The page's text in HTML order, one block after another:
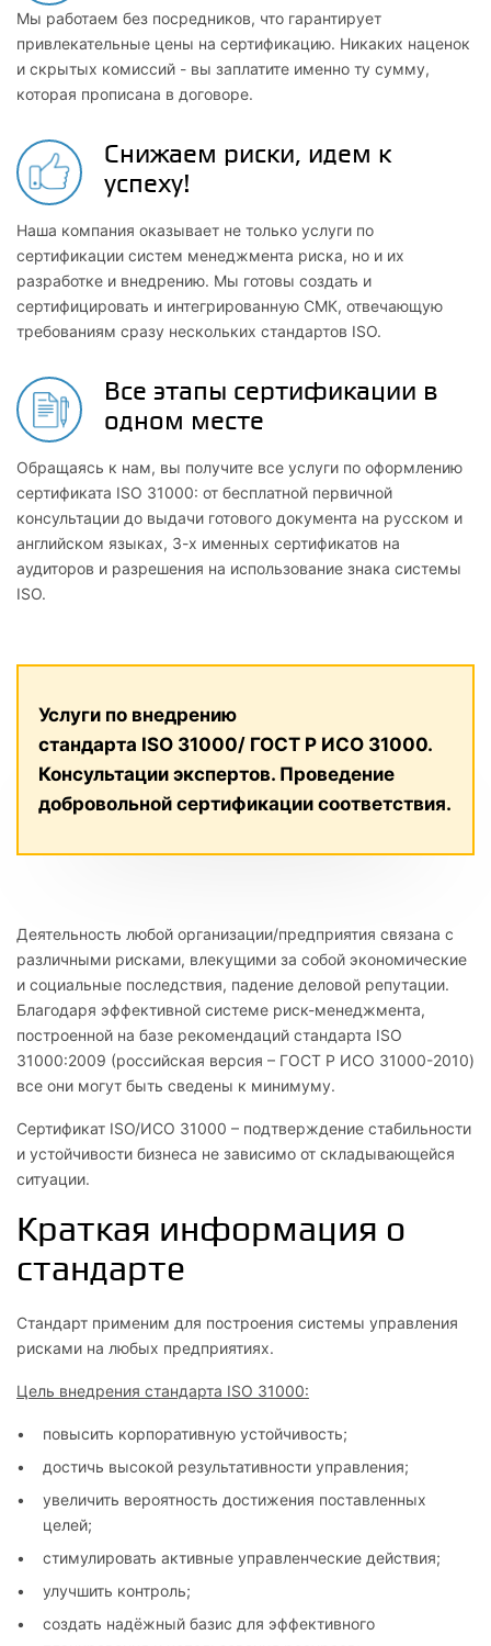
Мы работаем без посредников, что гарантирует
привлекательные цены на сертификацию. Никаких наценок
и скрытых комиссий - вы заплатите именно ту сумму,
которая прописана в договоре.
Снижаем риски, идем к
успеху!
Наша компания оказывает не только услуги по
сертификации систем менеджмента риска, но и их
разработке и внедрению. Мы готовы создать и
сертифицировать и интегрированную СМК, отвечающую
требованиям сразу нескольких стандартов ISO.
Все этапы сертификации в
одном месте
Обращаясь к нам, вы получите все услуги по оформлению
сертификата ISO 31000: от бесплатной первичной
консультации до выдачи готового документа на русском и
английском языках, 3-х именных сертификатов на
аудиторов и разрешения на использование знака системы
ISO.
Услуги по внедрению
стандарта ISO 31000/ ГОСТ Р ИСО 31000.
Консультации экспертов. Проведение
добровольной сертификации соответствия.
Деятельность любой организации/предприятия связана с
различными рисками, влекущими за собой экономические
и социальные последствия, падение деловой репутации.
Благодаря эффективной системе риск-менеджмента,
построенной на базе рекомендаций стандарта ISO
31000:2009 (российская версия – ГОСТ Р ИСО 31000-2010)
все они могут быть сведены к минимуму.
Сертификат ISO/ИСО 31000 – подтверждение стабильности
и устойчивости бизнеса не зависимо от складывающейся
ситуации.
Краткая информация о
стандарте
Стандарт применим для построения системы управления
рисками на любых предприятиях.
Цель внедрения стандарта ISO 31000:
повысить корпоративную устойчивость;
достичь высокой результативности управления;
увеличить вероятность достижения поставленных
целей;
стимулировать активные управленческие действия;
улучшить контроль;
создать надёжный базис для эффективного